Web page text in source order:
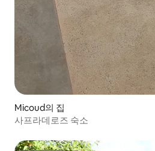
Micoud의 집
사프라데로즈 숙소